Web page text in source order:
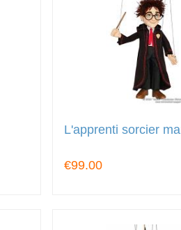
L'apprenti sorcier
€99.00